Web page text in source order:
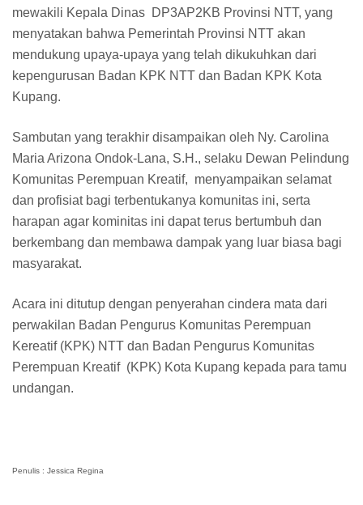
mewakili Kepala Dinas DP3AP2KB Provinsi NTT, yang
menyatakan bahwa Pemerintah Provinsi NTT akan
mendukung upaya-upaya yang telah dikukuhkan dari
kepengurusan Badan KPK NTT dan Badan KPK Kota
Kupang.
Sambutan yang terakhir disampaikan oleh Ny. Carolina
Maria Arizona Ondok-Lana, S.H., selaku Dewan Pelindung
Komunitas Perempuan Kreatif, menyampaikan selamat
dan profisiat bagi terbentukanya komunitas ini, serta
harapan agar kominitas ini dapat terus bertumbuh dan
berkembang dan membawa dampak yang luar biasa bagi
masyarakat.
Acara ini ditutup dengan penyerahan cindera mata dari
perwakilan Badan Pengurus Komunitas Perempuan
Kereatif (KPK) NTT dan Badan Pengurus Komunitas
Perempuan Kreatif (KPK) Kota Kupang kepada para tamu
undangan.
Penulis : Jessica Regina